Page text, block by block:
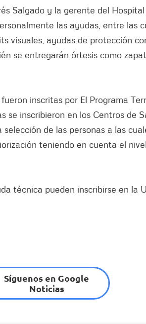
Salgado y la gerente del
las ayudas, entre las
visuales, ayudas de protección
se entregarán órtesis como
inscritas por El Programa
se inscribieron en los Centros de
de las personas a las
teniendo en cuenta el
técnica pueden inscribirse en la
Síguenos en Google
Noticias